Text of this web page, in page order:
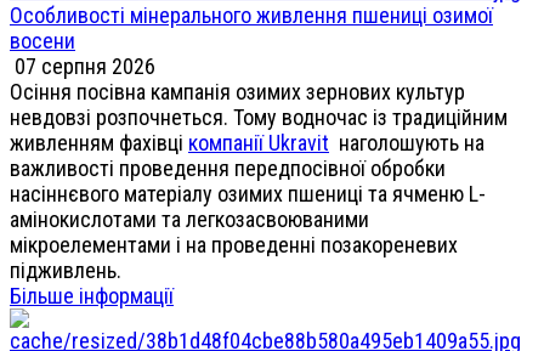
Особливості мінерального живлення пшениці озимої
восени
07 серпня 2026
Осіння посівна кампанія озимих зернових культур
невдовзі розпочнеться. Тому водночас із традиційним
живленням фахівці компанії Ukravit наголошують на
важливості проведення передпосівної обробки
насіннєвого матеріалу озимих пшениці та ячменю L-
амінокислотами та легкозасвоюваними
мікроелементами і на проведенні позакореневих
підживлень.
Більше інформації